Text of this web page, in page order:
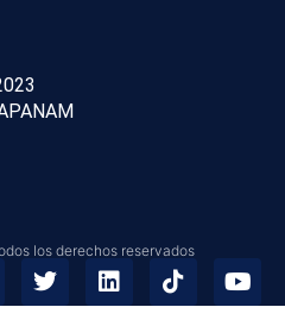
los derechos reservados